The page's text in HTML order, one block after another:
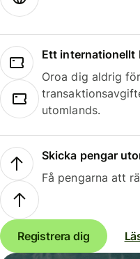
Ett internationellt
Oroa dig aldrig
utomlands.
Skicka pengar
Få pengarna att
Registrera dig